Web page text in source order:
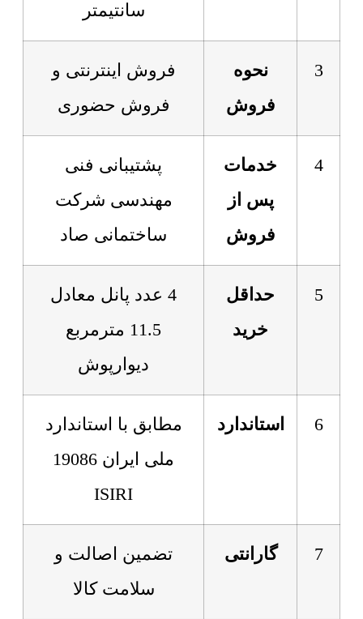
سانتیمتر
3
نحوه
فروش
فروش اینترنتی و
فروش حضوری
4
خدمات
پس از
فروش
پشتیبانی فنی
مهندسی شرکت
ساختمانی صاد
5
حداقل
خرید
4 عدد پانل معادل
11.5 مترمربع
دیوارپوش
6 استاندارد
مطابق با استاندارد
ملی ایران 19086
ISIRI
7 گارانتی
تضمین اصالت و
سلامت کالا